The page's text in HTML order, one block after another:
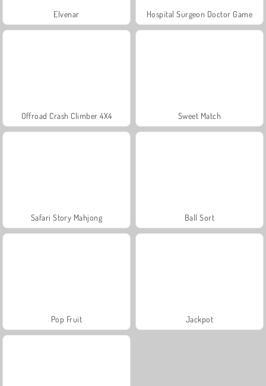
Elvenar Hospital Surgeon Doctor Game
Offroad Crash Climber 4X4 Sweet Match
Safari Story Mahjong Ball Sort
Pop Fruit Jackpot